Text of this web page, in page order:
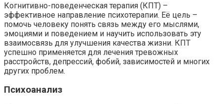
Когнитивно-поведенческая терапия (КПТ) –
эффективное направление психотерапии. Её цель –
помочь человеку понять связь между его мыслями,
эмоциями и поведением и научить использовать эту
взаимосвязь для улучшения качества жизни. КПТ
успешно применяется для лечения тревожных
расстройств, депрессий, фобий, зависимостей и многих
других проблем.
Психоанализ